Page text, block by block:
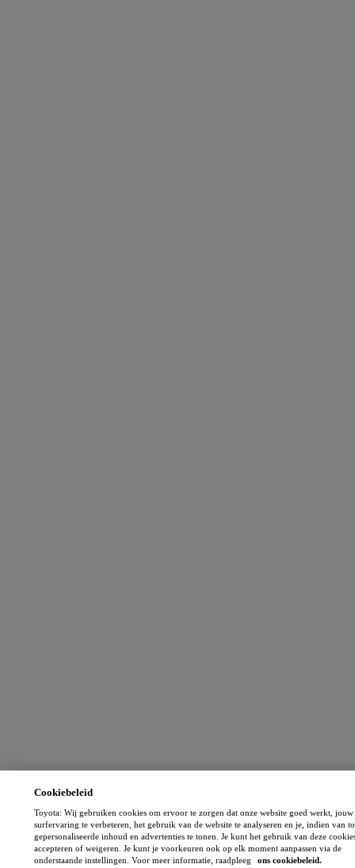
Cookiebeleid
Toyota: Wij gebruiken cookies om ervoor te zorgen dat onze website goed werkt, jouw
surfervaring te verbeteren, het gebruik van de website te analyseren en je, indien van
gepersonaliseerde inhoud en advertenties te tonen. Je kunt het gebruik van deze
accepteren of weigeren. Je kunt je voorkeuren ook op elk moment aanpassen via de
onderstaande instellingen. Voor meer informatie, raadpleeg
ons cookiebeleid.